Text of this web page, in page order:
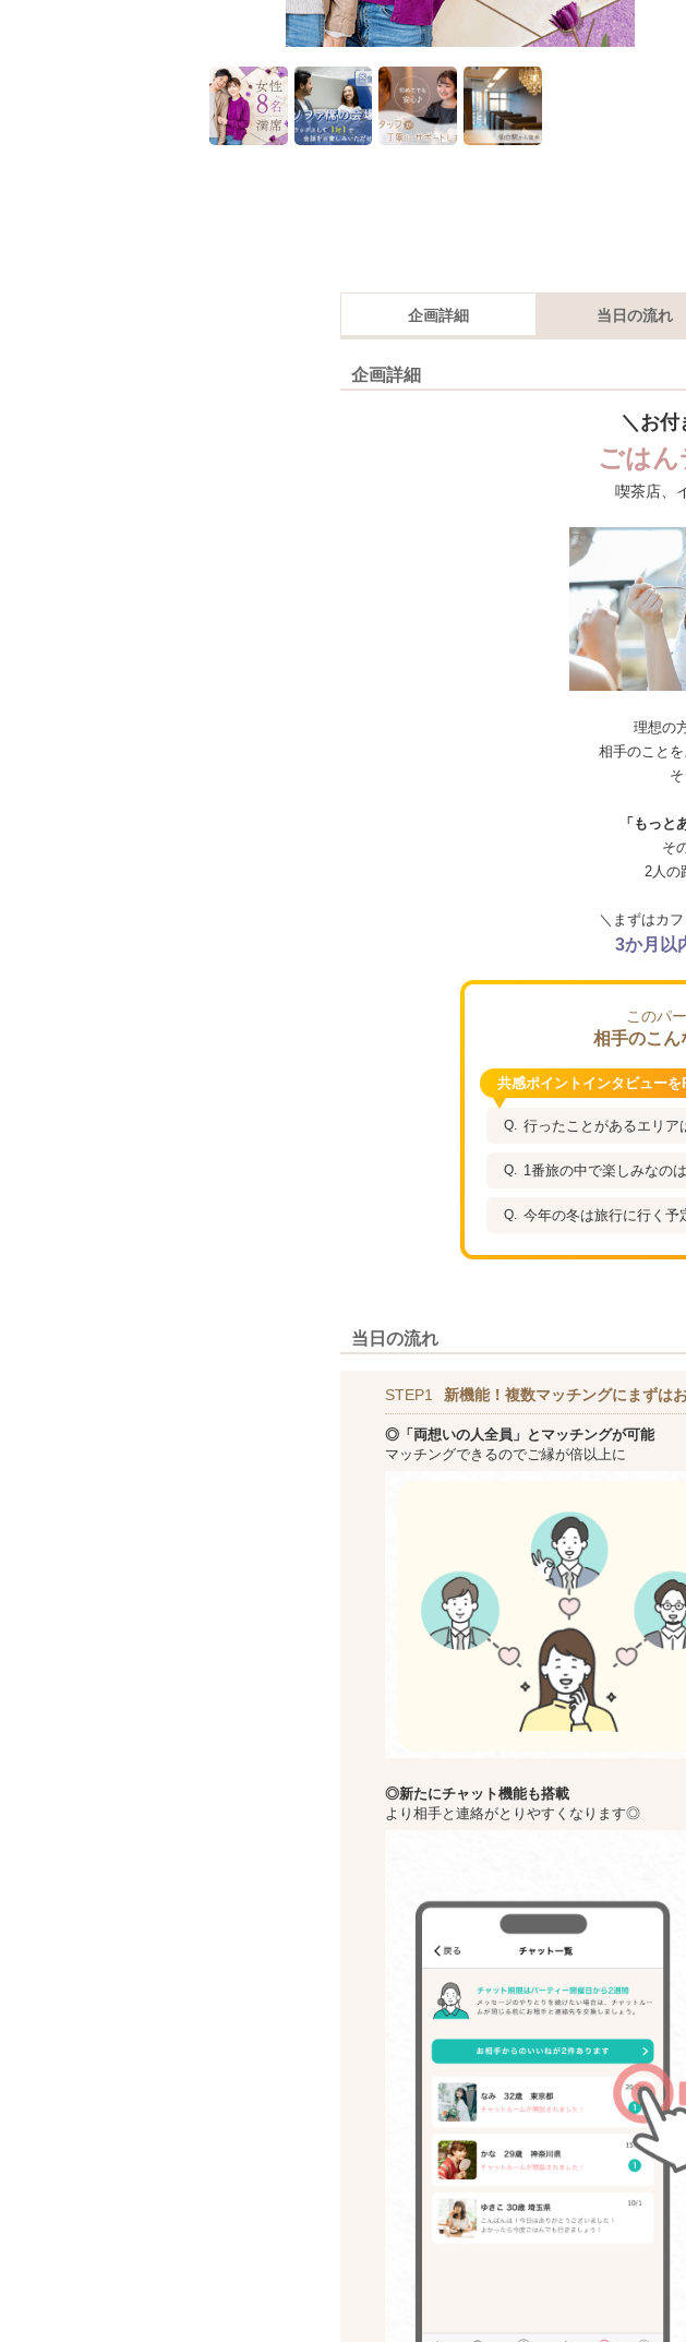
企画詳細 当日の流れ
企画詳細
＼お付
ごは
喫茶店、
理想の
相手のこと
「もっと
そ
2人の
＼まずはカ
3か月以
このパ
相手のこん
共感ポイントインタビューを
行ったことがあるエリア
1番旅の中で楽しみなの
今年の冬は旅行に行く予
当日の流れ
STEP1 新機能！複数マッチングにまずは
◎「両想いの人全員」とマッチングが可能
マッチングできるのでご縁が倍以上に
◎新たにチャット機能も搭載
より相手と連絡がとりやすくなります◎